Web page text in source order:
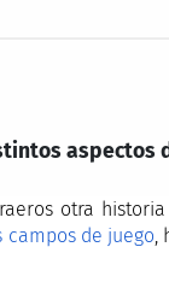
aspectos
otra
de juego,